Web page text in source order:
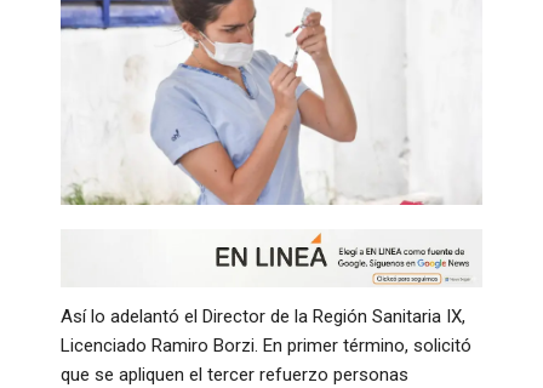
Así lo adelantó el Director de la Región Sanitaria IX,
Licenciado Ramiro Borzi. En primer término, solicitó
que se apliquen el tercer refuerzo personas